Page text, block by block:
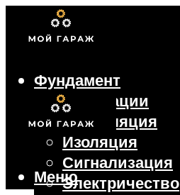
Фундамент
Коммуникации
Вентиляция
Изоляция
Сигнализация
Электричество
Меню